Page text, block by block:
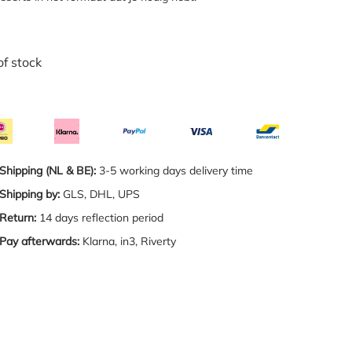
stock
Shipping (NL & BE): 3-5 working days delivery time
Shipping by: GLS, DHL, UPS
Return: 14 days reflection period
Pay afterwards: Klarna, in3, Riverty